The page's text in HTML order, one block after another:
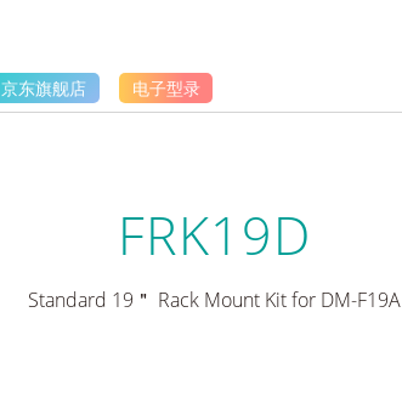
京东旗舰店 电子型录
FRK19D
Standard 19＂ Rack Mount Kit for DM-F19A